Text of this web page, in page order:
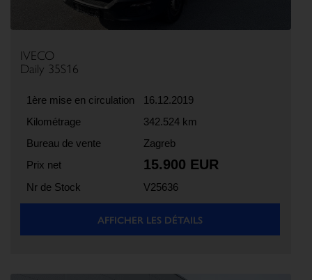
IVECO
Daily 35S16
1ère mise en circulation
16.12.2019
Kilométrage
342.524 km
Bureau de vente
Zagreb
Prix net
15.900 EUR
Nr de Stock V25636
AFFICHER LES DÉTAILS